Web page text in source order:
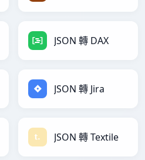
JSON 轉 DAX
JSON 轉 Jira
JSON 轉 Textile